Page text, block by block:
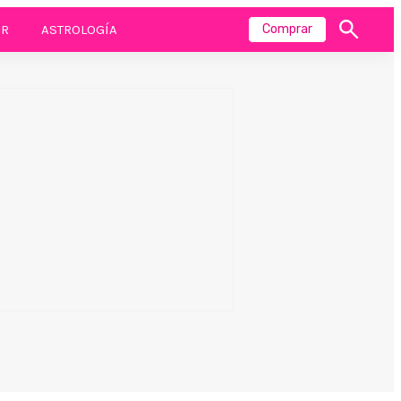
ASTROLOGÍA Comprar
Mostrar